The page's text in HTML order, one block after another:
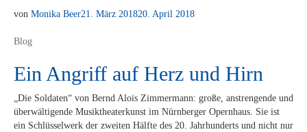
von Monika Beer21. März 201820. April 2018
Blog
Ein Angriff auf Herz und Hirn
„Die Sol­da­ten“ von Bernd Alo­is Zim­mer­mann: gro­ße, an­stren­gen­de und
über­wäl­ti­gen­de Mu­sik­thea­ter­kunst im Nürn­ber­ger Opern­haus. Sie ist
ein Schlüs­sel­werk der zwei­ten Hälf­te des 20. Jahr­hun­derts und nicht nur